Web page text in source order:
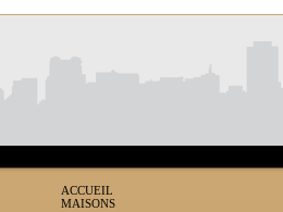
ACCUEIL
MAISONS